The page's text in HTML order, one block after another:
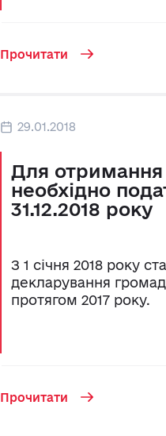
Прочитати
29.01.2018
Для отримання
необхідно
31.12.2018 року
З 1 січня 2018 року
декларування
протягом 2017 року.
Прочитати